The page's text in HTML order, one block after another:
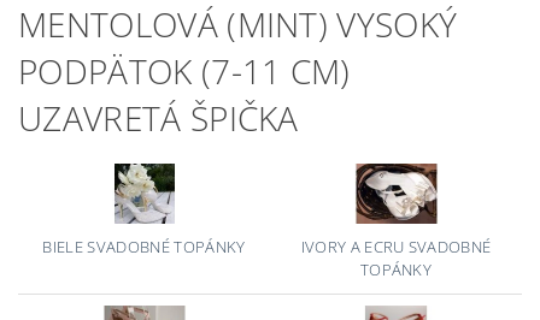
MENTOLOVÁ (MINT) VYSOKÝ
PODPÄTOK (7-11 CM)
UZAVRETÁ ŠPIČKA
BIELE SVADOBNÉ TOPÁNKY
IVORY A ECRU SVADOBNÉ
TOPÁNKY